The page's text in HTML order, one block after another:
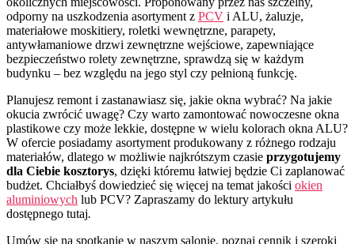
odporny na uszkodzenia asortyment z PCV i ALU, żaluzje,
materiałowe moskitiery, roletki wewnętrzne, parapety,
antywłamaniowe drzwi zewnętrzne wejściowe, zapewniające
bezpieczeństwo rolety zewnętrzne, sprawdzą się w każdym
budynku – bez względu na jego styl czy pełnioną funkcję.
Planujesz remont i zastanawiasz się, jakie okna wybrać? Na jakie
okucia zwrócić uwagę? Czy warto zamontować nowoczesne okna
plastikowe czy może lekkie, dostępne w wielu kolorach okna ALU?
W ofercie posiadamy asortyment produkowany z różnego rodzaju
materiałów, dlatego w możliwie najkrótszym czasie przygotujemy
dla Ciebie kosztorys, dzięki któremu łatwiej będzie Ci zaplanować
budżet. Chciałbyś dowiedzieć się więcej na temat jakości okien
aluminiowych lub PCV? Zapraszamy do lektury artykułu
dostępnego tutaj.
Umów się na spotkanie w naszym salonie, poznaj cennik i szeroki